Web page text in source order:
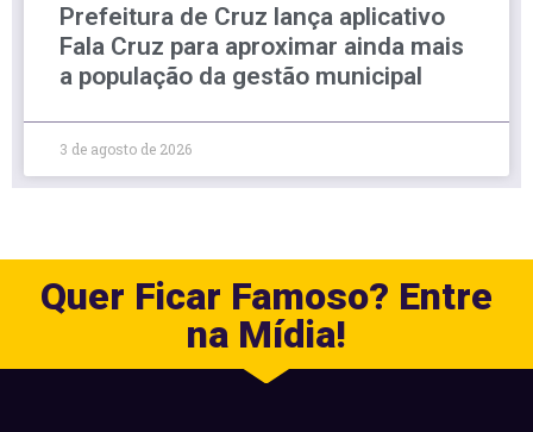
Prefeitura de Cruz lança aplicativo
Fala Cruz para aproximar ainda mais
a população da gestão municipal
3 de agosto de 2026
Quer Ficar Famoso? Entre
na Mídia!